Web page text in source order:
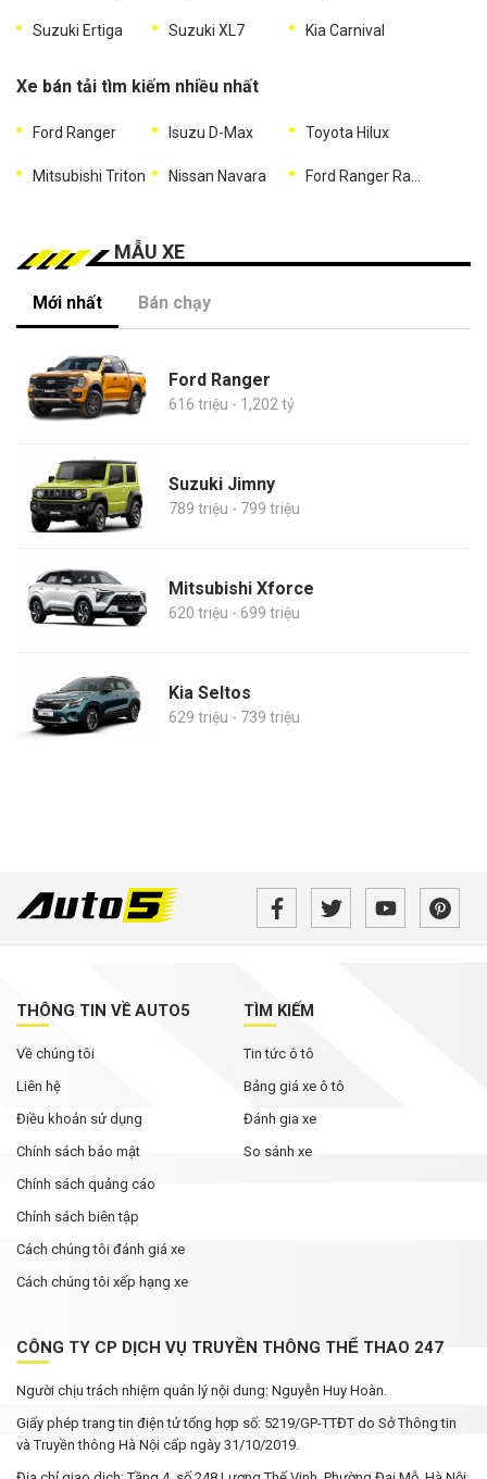
Suzuki Ertiga Suzuki XL7 Kia Carnival
Xe bán tải tìm kiếm nhiều nhất
Ford Ranger Isuzu D-Max Toyota Hilux
Mitsubishi Triton Nissan Navara
MẪU XE
Mới nhất Bán chạy
Ford Ranger
616 triệu - 1,202 tỷ
Suzuki Jimny
789 triệu - 799 triệu
Mitsubishi Xforce
620 triệu - 699 triệu
Kia Seltos
629 triệu - 739 triệu
THÔNG TIN VỀ AUTO5
Về chúng tôi
Liên hệ
Điều khoản sử dụng
Chính sách bảo mật
Chính sách quảng cáo
Chính sách biên tập
Cách chúng tôi đánh giá xe
Cách chúng tôi xếp hạng xe
TÌM KIẾM
Tin tức ô tô
Bảng giá xe ô tô
Đánh gia xe
So sánh xe
CÔNG TY CP DỊCH VỤ TRUYỀN THÔNG THỂ THAO 247
Người chịu trách nhiệm quản lý nội dung: Nguyễn Huy Hoàn.
Giấy phép trang tin điện tử tổng hợp số: 5219/GP-TTĐT do Sở Thông tin
và Truyền thông Hà Nội cấp ngày 31/10/2019.